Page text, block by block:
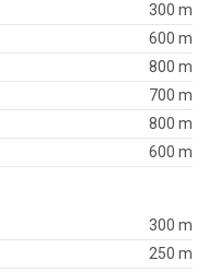
300 m
600 m
800 m
700 m
800 m
600 m
300 m
250 m